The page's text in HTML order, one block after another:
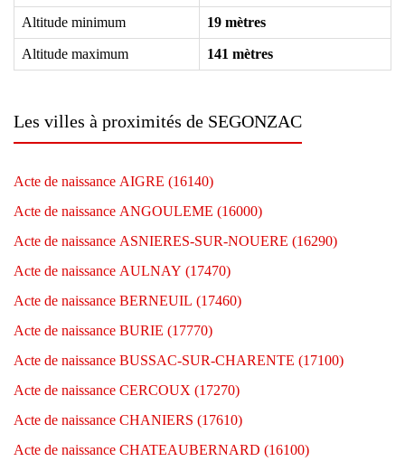
Altitude minimum 19 mètres
Altitude maximum 141 mètres
Les villes à proximités de SEGONZAC
Acte de naissance AIGRE (16140)
Acte de naissance ANGOULEME (16000)
Acte de naissance ASNIERES-SUR-NOUERE (16290)
Acte de naissance AULNAY (17470)
Acte de naissance BERNEUIL (17460)
Acte de naissance BURIE (17770)
Acte de naissance BUSSAC-SUR-CHARENTE (17100)
Acte de naissance CERCOUX (17270)
Acte de naissance CHANIERS (17610)
Acte de naissance CHATEAUBERNARD (16100)